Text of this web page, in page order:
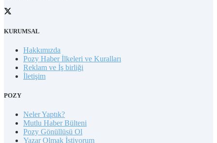
KURUMSAL
Hakkımızda
Pozy Haber İlkeleri ve Kuralları
Reklam ve İş birliği
İletişim
POZY
Neler Yaptık?
Mutlu Haber Bülteni
Pozy Gönüllüsü Ol
Yazar Olmak İstiyorum